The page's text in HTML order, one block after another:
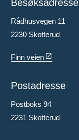
Besøksadresse
Rådhusvegen 11
2230 Skotterud
Finn veien
Postadresse
Postboks 94
2231 Skotterud